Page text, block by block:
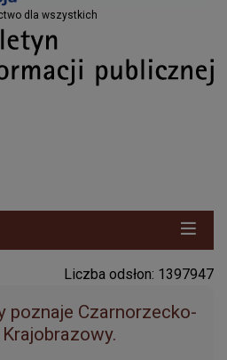
dla wszystkich
Liczba odsłon: 1397947
poznaje Czarnorzecko-